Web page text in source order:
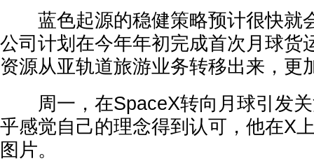
蓝色起源的稳健策略预计很快就
公司计划在今年年初完成首次月球货
资源从亚轨道旅游业务转移出来，更
周一，在SpaceX转向月球引发关
乎感觉自己的理念得到认可，他在X
图片。